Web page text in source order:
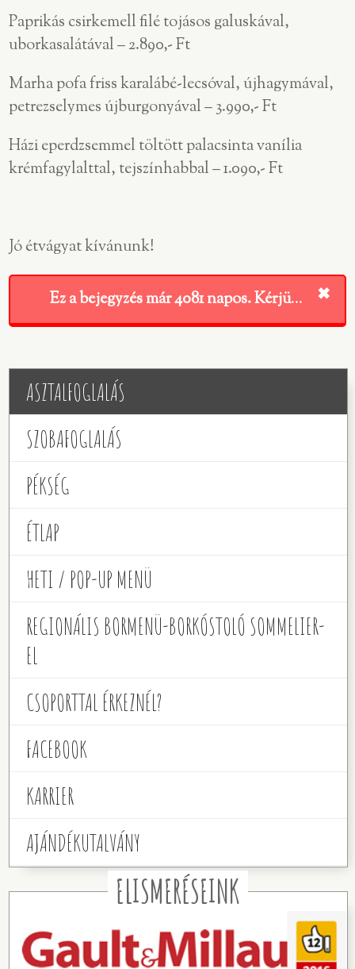
Paprikás csirkemell filé tojásos galuskával,
uborkasalátával – 2.890,- Ft
Marha pofa friss karalábé-lecsóval, újhagymával,
petrezselymes újburgonyával – 3.990,- Ft
Házi eperdzsemmel töltött palacsinta vanília
krémfagylalttal, tejszínhabbal – 1.090,- Ft
Jó étvágyat kívánunk!
ⓘEz a bejegyzés már4081napos. Kérjük ezt vegye figyelembe a tartalom kapcsán! ✖
ASZTALFOGLALÁS
SZOBAFOGLALÁS
PÉKSÉG
ÉTLAP
HETI / POP-UP MENÜ
REGIONÁLIS BORMENÜ-BORKÓSTOLÓ SOMMELIER-
EL
CSOPORTTAL ÉRKEZNÉL?
FACEBOOK
KARRIER
AJÁNDÉKUTALVÁNY
ELISMERÉSEINK